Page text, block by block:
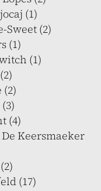
(1)
Sweet (2)
(1)
(1)
(4)
Keersmaeker
(17)